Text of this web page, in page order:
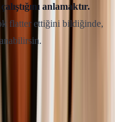
anlamaktır.
flatter ettiğini bildiğinde,